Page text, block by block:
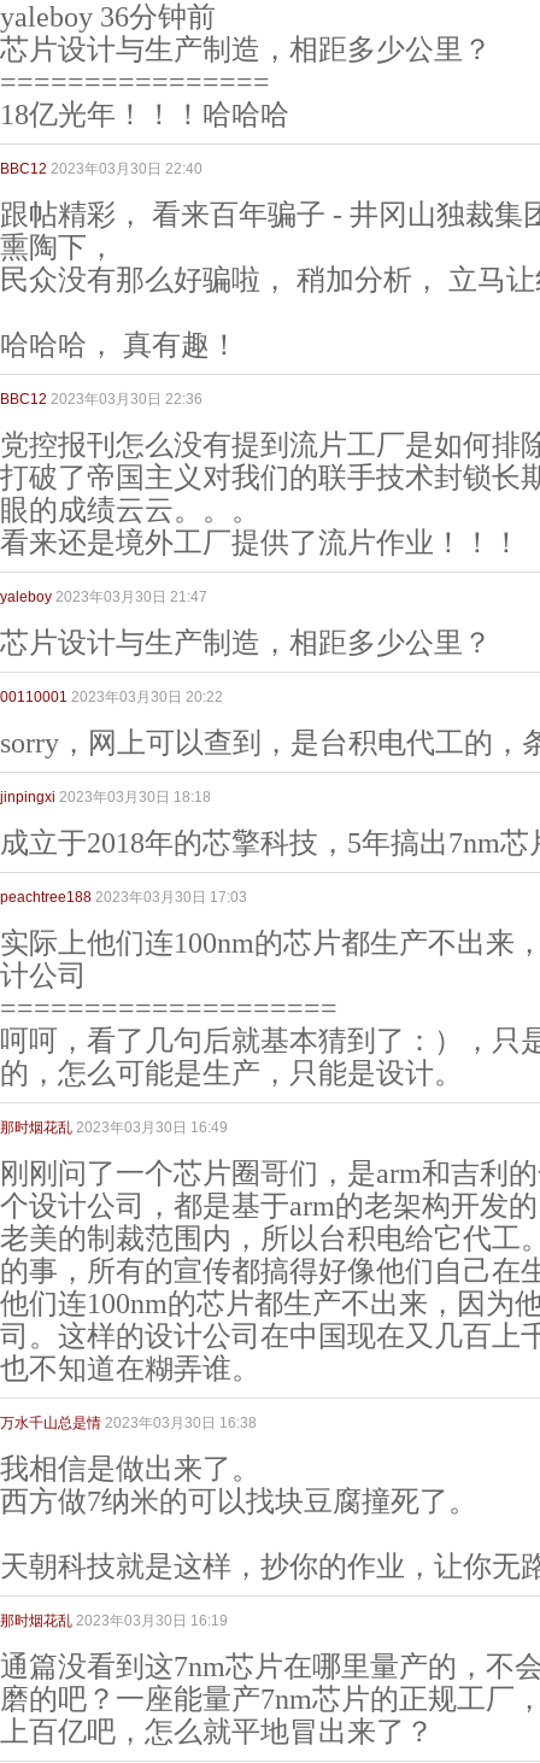
yaleboy 36分钟前
芯片设计与生产制造，相距多少公里？
================
18亿光年！！！哈哈哈
BBC12 2023年03月30日 22:40
跟帖精彩， 看来百年骗子 - 井冈山独裁集
熏陶下，
民众没有那么好骗啦， 稍加分析， 立马
哈哈哈， 真有趣！
BBC12 2023年03月30日 22:36
党控报刊怎么没有提到流片工厂是如何排
打破了帝国主义对我们的联手技术封锁长
眼的成绩云云。。。
看来还是境外工厂提供了流片作业！！！
yaleboy 2023年03月30日 21:47
芯片设计与生产制造，相距多少公里？
00110001 2023年03月30日 20:22
sorry，网上可以查到，是台积电代工的，
jinpingxi 2023年03月30日 18:18
成立于2018年的芯擎科技，5年搞出7nm
peachtree188 2023年03月30日 17:03
实际上他们连100nm的芯片都生产不出来
计公司
====================
呵呵，看了几句后就基本猜到了：），只
的，怎么可能是生产，只能是设计。
那时烟花乱 2023年03月30日 16:49
刚刚问了一个芯片圈哥们，是arm和吉利
个设计公司，都是基于arm的老架构开发
老美的制裁范围内，所以台积电给它代工
的事，所有的宣传都搞得好像他们自己在
他们连100nm的芯片都生产不出来，因为
司。这样的设计公司在中国现在又几百上
也不知道在糊弄谁。
万水千山总是情 2023年03月30日 16:38
我相信是做出来了。
西方做7纳米的可以找块豆腐撞死了。
天朝科技就是这样，抄你的作业，让你无
那时烟花乱 2023年03月30日 16:19
通篇没看到这7nm芯片在哪里量产的，不
磨的吧？一座能量产7nm芯片的正规工厂
上百亿吧，怎么就平地冒出来了？